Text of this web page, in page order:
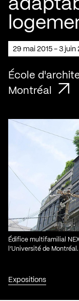
29 mai 2015 - 3 juin
École
Montréal
Expositions
Édifice multifamilial
l’Université de Montréal.